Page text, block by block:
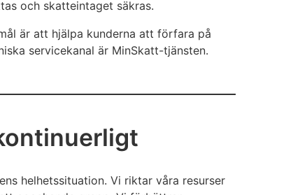
och skatteintaget säkras.
är att hjälpa kunderna att förfara på
servicekanal är MinSkatt-tjänsten.
helhetssituation. Vi riktar våra resurser